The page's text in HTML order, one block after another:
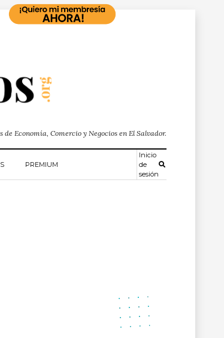
de Economía, Comercio y Negocios en El Salvador.
PREMIUM
Inicio
de
sesión